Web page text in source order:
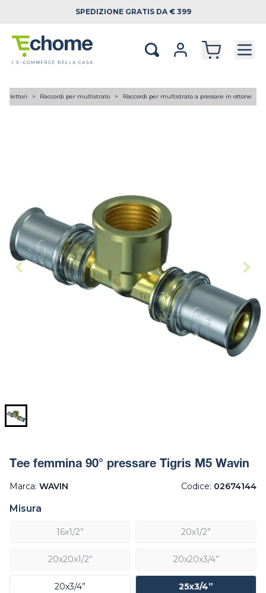
SPEDIZIONE GRATIS DA € 399
collettori Raccordi per multistrato Raccordi per multistrato a pressare in ottone
Tee femmina 90° pressare Tigris M5 Wavin
Marca: WAVIN Codice: 02674144
Misura
16x1/2” 20x1/2”
20x20x1/2” 20x20x3/4”
20x3/4” 25x3/4”